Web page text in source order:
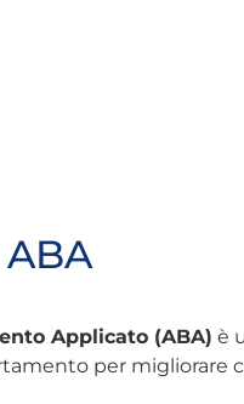
ABA
Applicato (ABA) è
per migliorare